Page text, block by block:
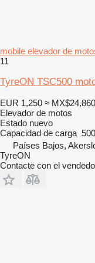
mobile elevador de
11
TyreON TSC500
EUR 1,250 ≈ MX$24,860
Elevador de motos
Estado nuevo
Capacidad de carga
Países Bajos,
TyreON
Contacte con el